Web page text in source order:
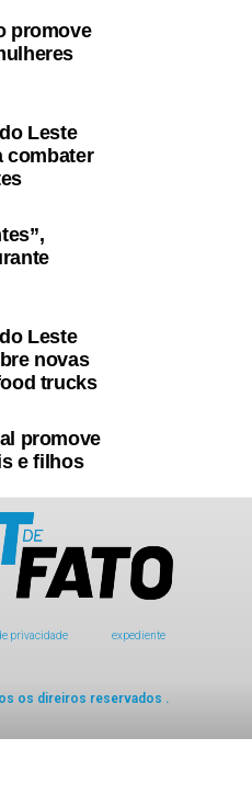
promove
Leste
combater
Leste
novas
trucks
promove
e filhos
privacidade expediente
os direiros reservados .